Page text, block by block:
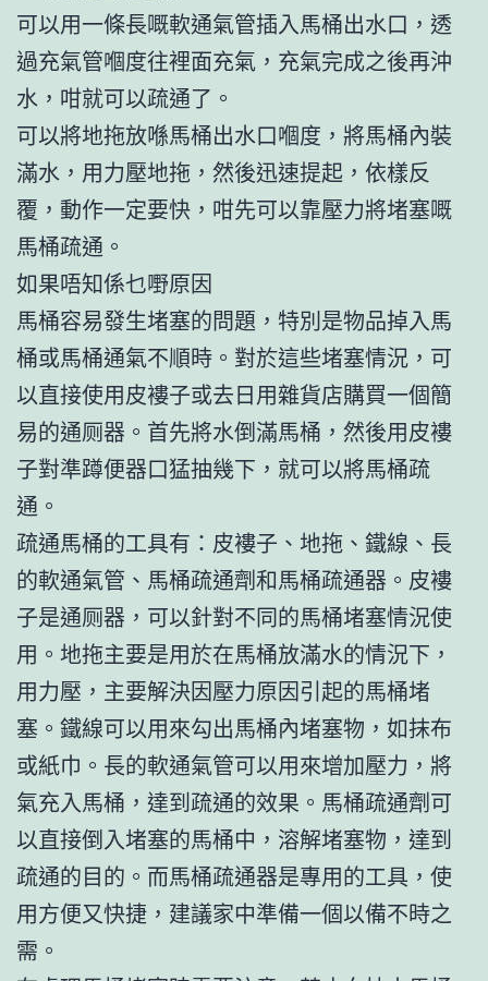
可以用一條長嘅軟通氣管插入馬桶出水口，透
過充氣管嗰度往裡面充氣，充氣完成之後再沖
水，咁就可以疏通了。
可以將地拖放喺馬桶出水口嗰度，將馬桶內裝
滿水，用力壓地拖，然後迅速提起，依樣反
覆，動作一定要快，咁先可以靠壓力將堵塞嘅
馬桶疏通。
如果唔知係乜嘢原因
馬桶容易發生堵塞的問題，特別是物品掉入馬
桶或馬桶通氣不順時。對於這些堵塞情況，可
以直接使用皮褸子或去日用雜貨店購買一個簡
易的通厕器。首先將水倒滿馬桶，然後用皮褸
子對準蹲便器口猛抽幾下，就可以將馬桶疏
通。
疏通馬桶的工具有：皮褸子、地拖、鐵線、長
的軟通氣管、馬桶疏通劑和馬桶疏通器。皮褸
子是通厕器，可以針對不同的馬桶堵塞情況使
用。地拖主要是用於在馬桶放滿水的情況下，
用力壓，主要解決因壓力原因引起的馬桶堵
塞。鐵線可以用來勾出馬桶內堵塞物，如抹布
或紙巾。長的軟通氣管可以用來增加壓力，將
氣充入馬桶，達到疏通的效果。馬桶疏通劑可
以直接倒入堵塞的馬桶中，溶解堵塞物，達到
疏通的目的。而馬桶疏通器是專用的工具，使
用方便又快捷，建議家中準備一個以備不時之
需。